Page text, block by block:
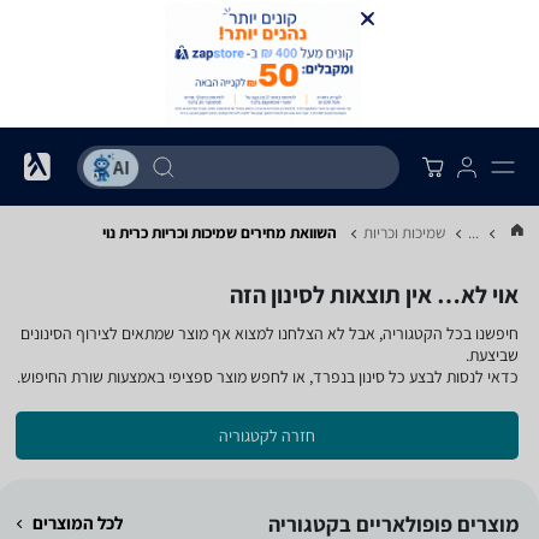
... שמיכות וכריות השוואת מחירים שמיכות וכריות ‏כרית נוי
אוי לא… אין תוצאות לסינון הזה
חיפשנו בכל הקטגוריה, אבל לא הצלחנו למצוא אף מוצר שמתאים לצירוף הסינונים
שביצעת.
כדאי לנסות לבצע כל סינון בנפרד, או לחפש מוצר ספציפי באמצעות שורת החיפוש.
חזרה לקטגוריה
מוצרים פופולאריים בקטגוריה לכל המוצרים